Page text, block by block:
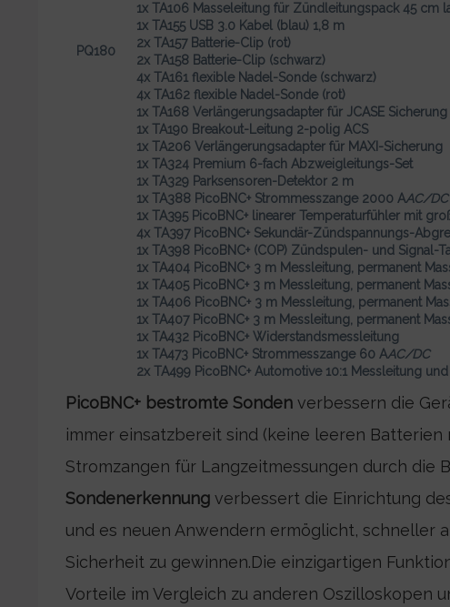
PQ180
1x TA106 Masseleitung für Zündleitungspack 45 cm
1x TA155 USB 3.0 Kabel (blau) 1,8 m
2x TA157 Batterie-Clip (rot)
2x TA158 Batterie-Clip (schwarz)
4x TA161 flexible Nadel-Sonde (schwarz)
4x TA162 flexible Nadel-Sonde (rot)
1x TA168 Verlängerungsadapter für JCASE Sicherung
1x TA190 Breakout-Leitung 2-polig ACS
1x TA206 Verlängerungsadapter für MAXI-Sicherung
1x TA324 Premium 6-fach Abzweigleitungs-Set
1x TA329 Parksensoren-Detektor 2 m
1x TA388 PicoBNC+ Strommesszange 2000 AAC/DC
1x TA395 PicoBNC+ linearer Temperaturfühler mit
4x TA397 PicoBNC+ Sekundär-Zündspannungs-
1x TA398 PicoBNC+ (COP) Zündspulen- und Signal-
1x TA404 PicoBNC+ 3 m Messleitung, permanent
1x TA405 PicoBNC+ 3 m Messleitung, permanent
1x TA406 PicoBNC+ 3 m Messleitung, permanent
1x TA407 PicoBNC+ 3 m Messleitung, permanent
1x TA432 PicoBNC+ Widerstandsmessleitung
1x TA473 PicoBNC+ Strommesszange 60 AAC/DC
2x TA499 PicoBNC+ Automotive 10:1 Messleitung
PicoBNC+ bestromte Sonden verbessern die
immer einsatzbereit sind (keine leeren Batterien
Stromzangen für Langzeitmessungen durch die
Sondenerkennung verbessert die Einrichtung
und es neuen Anwendern ermöglicht, schneller
Sicherheit zu gewinnen.Die einzigartigen
Vorteile im Vergleich zu anderen Oszilloskopen